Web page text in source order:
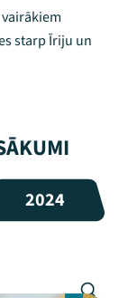
starp Īriju un
2024